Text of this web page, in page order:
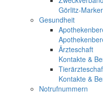
Görlitz-
Gesundheit
Ärzteschaft
Kontakte &
Kontakte &
Notrufnummern